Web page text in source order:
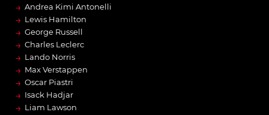
→ Andrea Kimi Antonelli
→ Lewis Hamilton
→ George Russell
→ Charles Leclerc
→ Lando Norris
→ Max Verstappen
→ Oscar Piastri
→ Isack Hadjar
→ Liam Lawson